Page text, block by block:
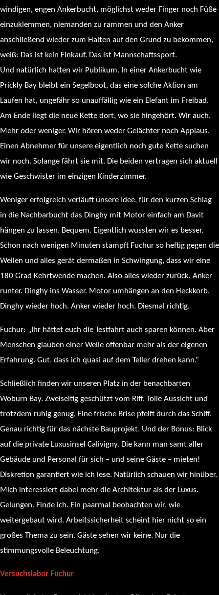
windigen, engen Ankerbucht, möglichst weder Finger noch Füße
einzuklemmen, niemanden zu rammen und den Anker
anschließend wieder zum Halten auf den Grund zu bekommen,
weiß: Das ist kein Einkauf. Das ist Mannschaftssport.
Und natürlich hatten wir Publikum. In einer Ankerbucht wie
Prickly Bay bleibt ein Segelboot, das eine solche Aktion am
Laufen hat, ungefähr so unauffällig wie ein Elefant im Freibad.
Am Ende liegt die neue Kette dort, wo sie hingehört. Wir auch.
Mehr oder weniger. Wir hören weder Gelächter noch Applaus.
Einen Abnehmer für unsere eigentlich noch gute Kette suchen
wir noch. Solange fährt sie mit. Die beiden vertragen sich aktuell
wie Geschwister im einzigen Kinderzimmer.
Weniger erfolgreich verläuft unsere Idee, für den kurzen Schlag
in die Nachbarbucht das Dinghy mit Motor einfach am Davit
hängen zu lassen. Bequem. Eigentlich wussten wir es besser.
Schon nach wenigen Minuten stampft Fuchur so heftig gegen die
Wellen und alles gerät dermaßen in Schwingung, dass wir eine
180 Grad Kehrtwende machen. Also alles wieder zurück. Anker
runter. Dinghy ins Wasser. Motor umhängen an den Heckkorb.
Dinghy wieder hoch. Anker wieder hoch. Diesmal richtig.
Fuchur: „Ihr hättet euch die Testfahrt auch sparen können. Aber
Menschen glauben einer Welle offenbar mehr als der eigenen
Erfahrung. Gut, dass ich quasi auf dem Teller drehen kann.“
Schließlich finden wir unseren Platz in der benachbarten
Woburn Bay. Zweiseitig geschützt vom Riff. Tolle Aussicht und
trotzdem ruhig genug. Eine frische Brise pfeift durch das Schiff.
Genau richtig für das nächste Bauprojekt. Und der Bonus: Blick
auf die private Luxusinsel Calivigny. Die kann man samt aller
Gebäude und Personal für sich – und seine Gäste – mieten!
Diskretion garantiert wie ich lese. Natürlich schauen wir hinüber.
Mich interessiert dabei mehr die Architektur als der Luxus.
Gelungen. Finde ich. Ein paarmal beobachten wir, wie
weitergebaut wird. Arbeitssicherheit scheint hier nicht so ein
großes Thema zu sein. Gäste sehen wir keine. Nur die
stimmungsvolle Beleuchtung.
Versuchslabor Fuchur